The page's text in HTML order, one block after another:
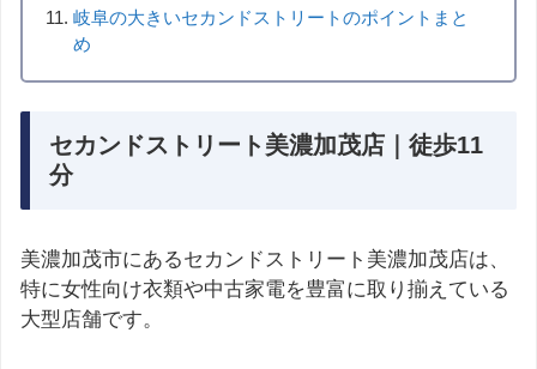
岐阜の大きいセカンドストリートのポイントまと
め
セカンドストリート美濃加茂店｜徒歩11
分
美濃加茂市にあるセカンドストリート美濃加茂店は、
特に女性向け衣類や中古家電を豊富に取り揃えている
大型店舗です。